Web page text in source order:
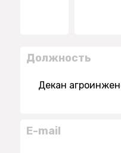
Должность
Декан
E-mail